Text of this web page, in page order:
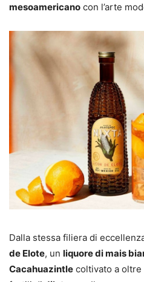
mesoamericano con l’arte
Dalla stessa filiera di
de Elote, un liquore di mais
Cacahuazintle coltivato a oltre